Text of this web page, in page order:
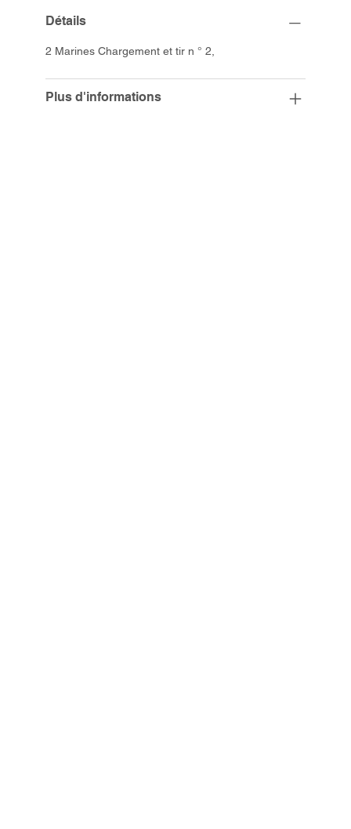
Détails
2 Marines Chargement et tir n ° 2,
Plus d'informations